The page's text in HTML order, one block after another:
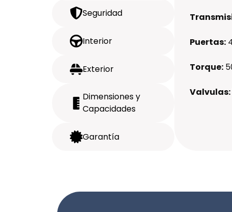
Seguridad
Interior
Exterior
Dimensiones y
Capacidades
Garantía
Puertas:
Torque:
Valvulas: